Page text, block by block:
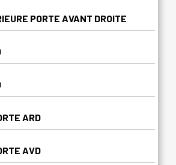
PORTE AVANT DROITE
ARD
AVD